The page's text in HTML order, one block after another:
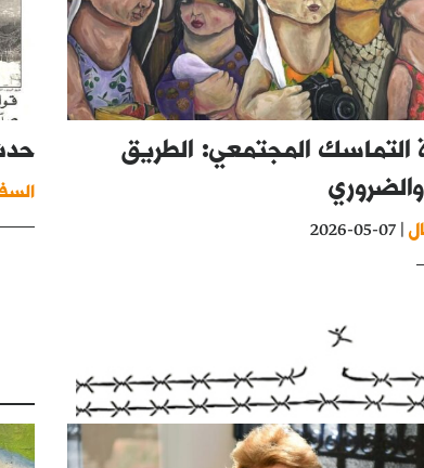
التماسك المجتمعي: الطريق
| 07-05-2026
حدث